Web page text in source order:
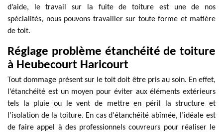
d’aide, le travail sur la fuite de toiture est une de nos
spécialités, nous pouvons travailler sur toute forme et matière
de toit.
Réglage problème étanchéité de toiture
à Heubecourt Haricourt
Tout dommage présent sur le toit doit être pris au soin. En effet,
l’étanchéité est un moyen pour éviter aux éléments extérieurs
tels la pluie ou le vent de mettre en péril la structure et
l’isolation de la toiture. En cas d'étanchéité abîmée, l’idéale est
de faire appel à des professionnels couvreurs pour réaliser le